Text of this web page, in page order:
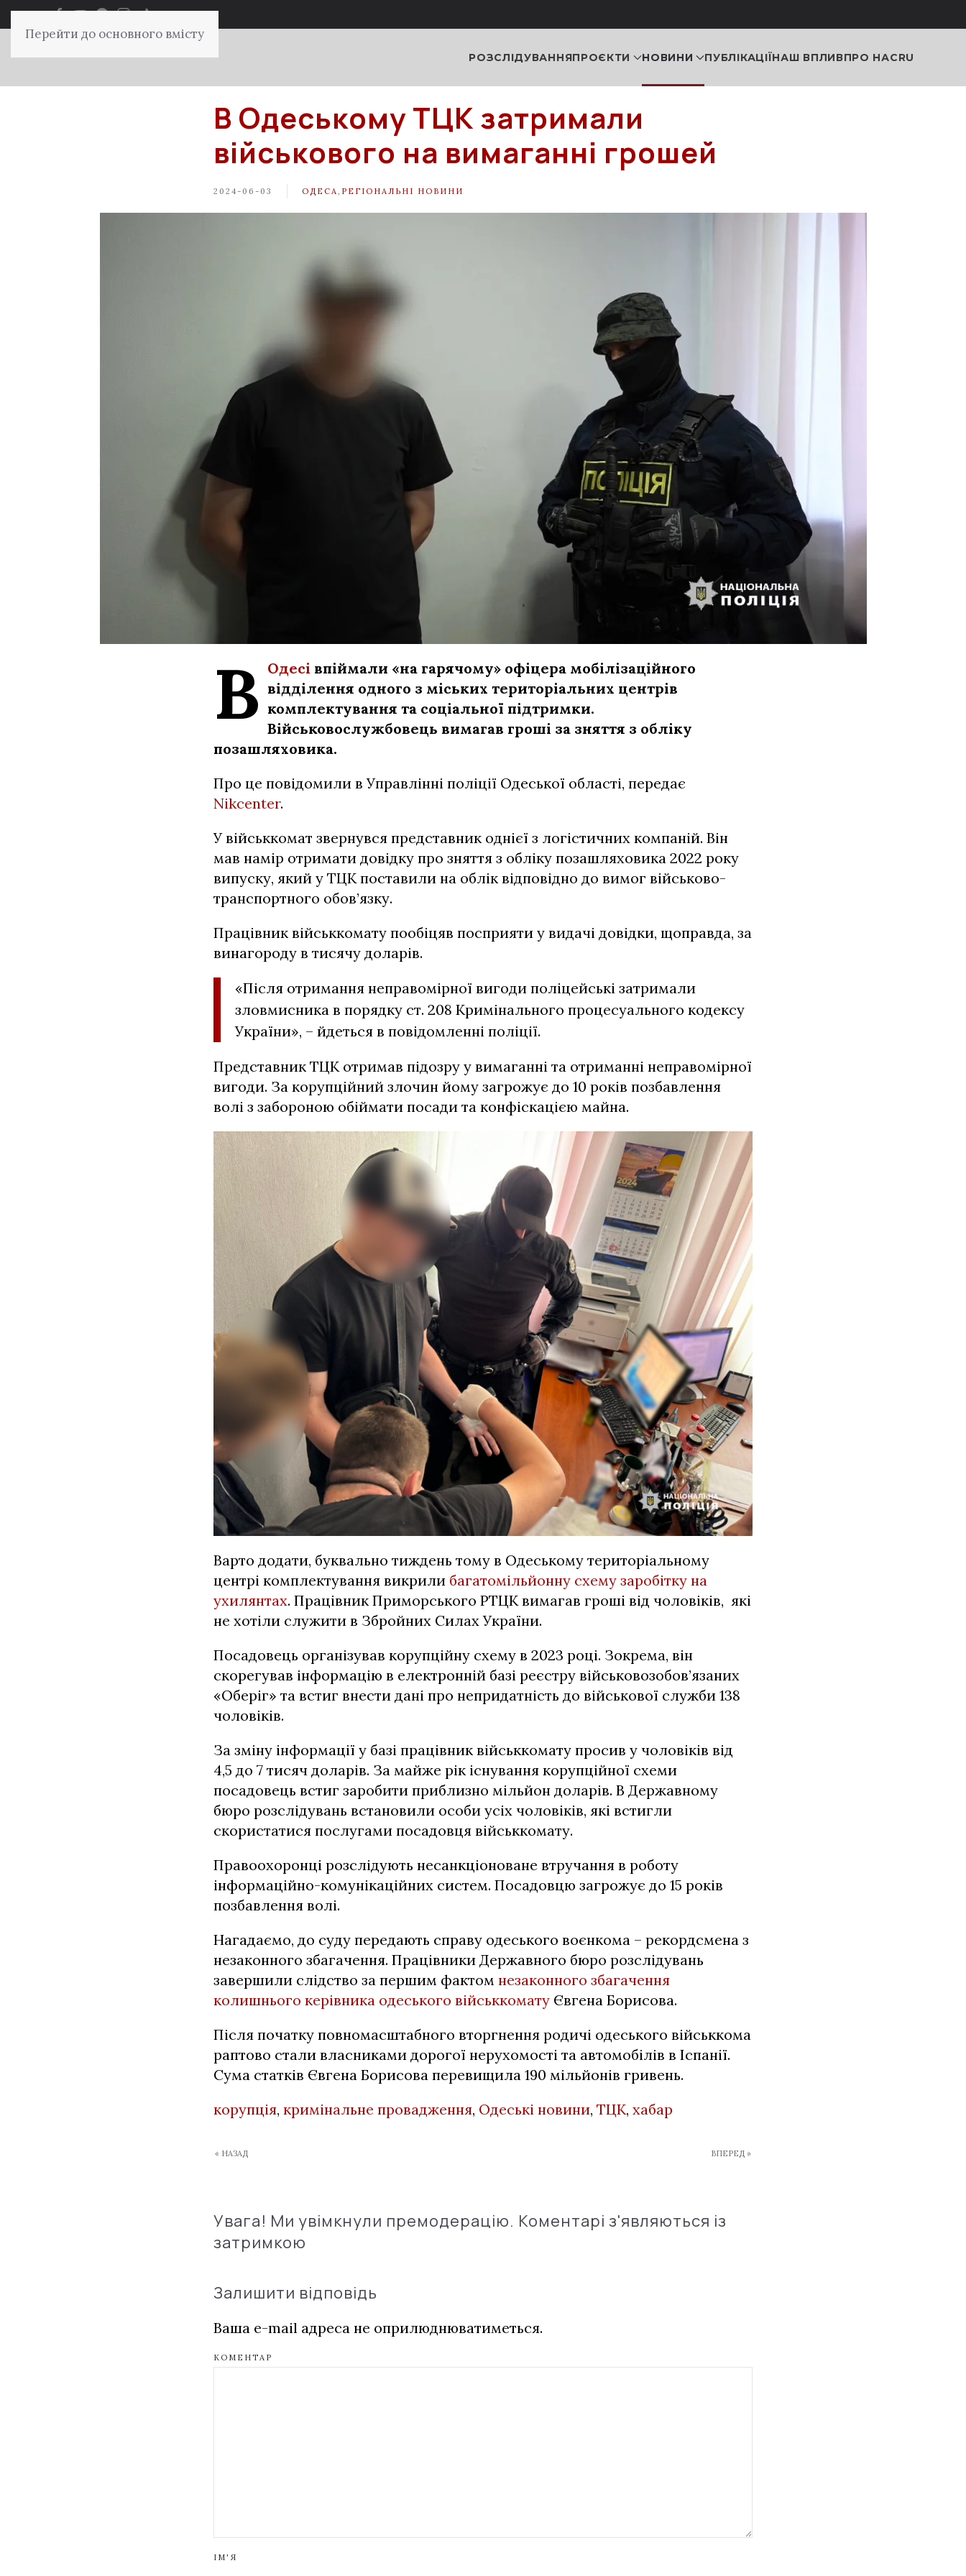
Перейти до основного вмісту
РОЗСЛІДУВАННЯПРОЄКТИ НОВИНИ ПУБЛІКАЦІЇНАШ ВПЛИВПРО НАСRU
В Одеському ТЦК затримали
військового на вимаганні грошей
2024-06-03 ОДЕСА РЕГІОНАЛЬНІ НОВИНИ
В Одесі впіймали «на гарячому» офіцера мобілізаційного
відділення одного з міських територіальних центрів
комплектування та соціальної підтримки.
Військовослужбовець вимагав гроші за зняття з обліку
позашляховика.
Про це повідомили в Управлінні поліції Одеської області, передає
Nikcenter.
У військкомат звернувся представник однієї з логістичних компаній. Він
мав намір отримати довідку про зняття з обліку позашляховика 2022 року
випуску, який у ТЦК поставили на облік відповідно до вимог військово-
транспортного обов’язку.
Працівник військкомату пообіцяв посприяти у видачі довідки, щоправда, за
винагороду в тисячу доларів.
«Після отримання неправомірної вигоди поліцейські затримали
зловмисника в порядку ст. 208 Кримінального процесуального кодексу
України», – йдеться в повідомленні поліції.
Представник ТЦК отримав підозру у вимаганні та отриманні неправомірної
вигоди. За корупційний злочин йому загрожує до 10 років позбавлення
волі з забороною обіймати посади та конфіскацією майна.
Варто додати, буквально тиждень тому в Одеському територіальному
центрі комплектування викрили багатомільйонну схему заробітку на
ухилянтах. Працівник Приморського РТЦК вимагав гроші від чоловіків, які
не хотіли служити в Збройних Силах України.
Посадовець організував корупційну схему в 2023 році. Зокрема, він
скорегував інформацію в електронній базі реєстру військовозобов’язаних
«Оберіг» та встиг внести дані про непридатність до військової служби 138
чоловіків.
За зміну інформації у базі працівник військкомату просив у чоловіків від
4,5 до 7 тисяч доларів. За майже рік існування корупційної схеми
посадовець встиг заробити приблизно мільйон доларів. В Державному
бюро розслідувань встановили особи усіх чоловіків, які встигли
скористатися послугами посадовця військкомату.
Правоохоронці розслідують несанкціоноване втручання в роботу
інформаційно-комунікаційних систем. Посадовцю загрожує до 15 років
позбавлення волі.
Нагадаємо, до суду передають справу одеського воєнкома – рекордсмена з
незаконного збагачення. Працівники Державного бюро розслідувань
завершили слідство за першим фактом незаконного збагачення
колишнього керівника одеського військкомату Євгена Борисова.
Після початку повномасштабного вторгнення родичі одеського військкома
раптово стали власниками дорогої нерухомості та автомобілів в Іспанії.
Сума статків Євгена Борисова перевищила 190 мільйонів гривень.
корупція, кримінальне провадження, Одеські новини, ТЦК, хабар
« НАЗАД ВПЕРЕД »
Увага! Ми увімкнули премодерацію. Коментарі з'являються із
затримкою
Залишити відповідь
Ваша e-mail адреса не оприлюднюватиметься.
КОМЕНТАР
ІМ'Я